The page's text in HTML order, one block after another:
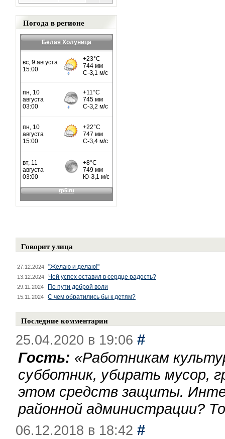
Погода в регионе
Белая Холуница
Говорит улица
27.12.2024 "Желаю и делаю!"
13.12.2024 Чей успех оставил в сердце радость?
29.11.2024 По пути доброй воли
15.11.2024 С чем обратились бы к детям?
Последние комментарии
25.04.2020 в 19:06 #
Гость: «Работникам
субботник, убирать мусор,
этом средств защиты.
районной администрации?
06.12.2018 в 18:42 #